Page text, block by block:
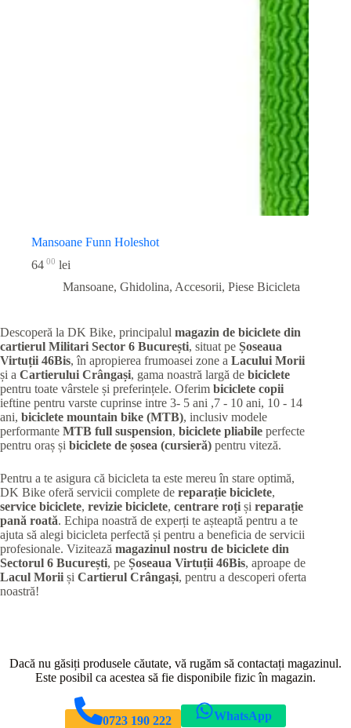
Mansoane Funn Holeshot
64 00 lei
Mansoane, Ghidolina, Accesorii, Piese Bicicleta
Descoperă la DK Bike, principalul magazin de biciclete din
cartierul Militari Sector 6 București, situat pe Șoseaua
Virtuții 46Bis, în apropierea frumoasei zone a Lacului Morii
și a Cartierului Crângași, gama noastră largă de biciclete
pentru toate vârstele și preferințele. Oferim biciclete copii
ieftine pentru varste cuprinse intre 3- 5 ani ,7 - 10 ani, 10 - 14
ani, biciclete mountain bike (MTB), inclusiv modele
performante MTB full suspension, biciclete pliabile perfecte
pentru oraș și biciclete de șosea (cursieră) pentru viteză.
Pentru a te asigura că bicicleta ta este mereu în stare optimă,
DK Bike oferă servicii complete de reparație biciclete,
service biciclete, revizie biciclete, centrare roți și reparație
pană roată. Echipa noastră de experți te așteaptă pentru a te
ajuta să alegi bicicleta perfectă și pentru a beneficia de servicii
profesionale. Vizitează magazinul nostru de biciclete din
Sectorul 6 București, pe Șoseaua Virtuții 46Bis, aproape de
Lacul Morii și Cartierul Crângași, pentru a descoperi oferta
noastră!
Dacă nu găsiți produsele căutate, vă rugăm să contactați magazinul.
Este posibil ca acestea să fie disponibile fizic în magazin.
0723 190 222 WhatsApp